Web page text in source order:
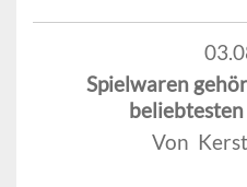
Spielwaren
beliebtesten
Von